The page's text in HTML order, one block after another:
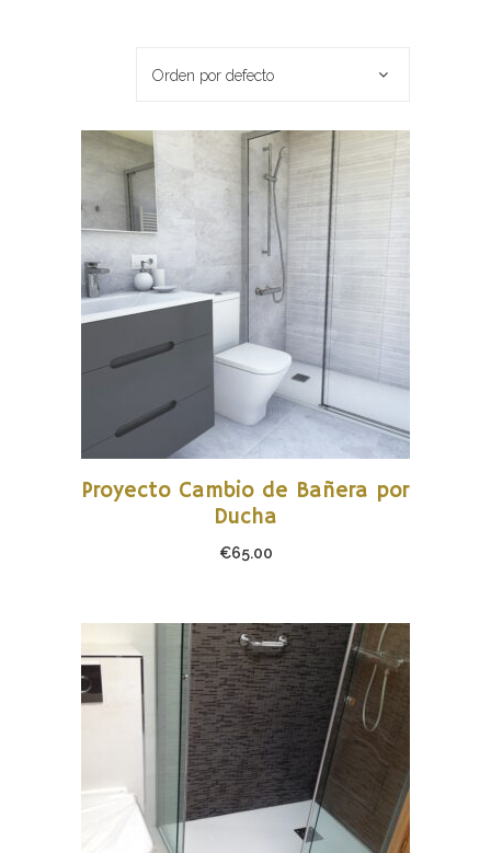
Orden por defecto
AÑADIR AL CARRITO
Proyecto Cambio de Bañera por
Ducha
€65.00
AÑADIR AL CARRITO